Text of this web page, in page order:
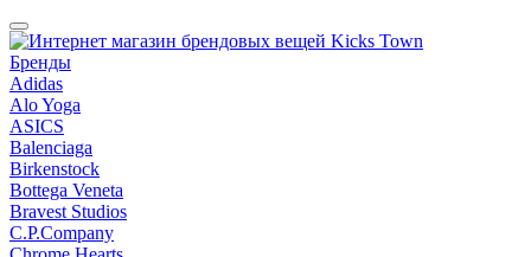
Бренды
Adidas
Alo Yoga
ASICS
Balenciaga
Birkenstock
Bottega Veneta
Bravest Studios
C.P.Company